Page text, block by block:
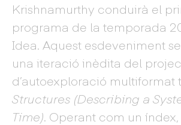
Krishnamurthy conduirà el
programa de la temporada
Idea. Aquest esdeveniment
una iteració inèdita del
d’autoexploració multiformat
Structures (Describing a
Time). Operant com un índex,